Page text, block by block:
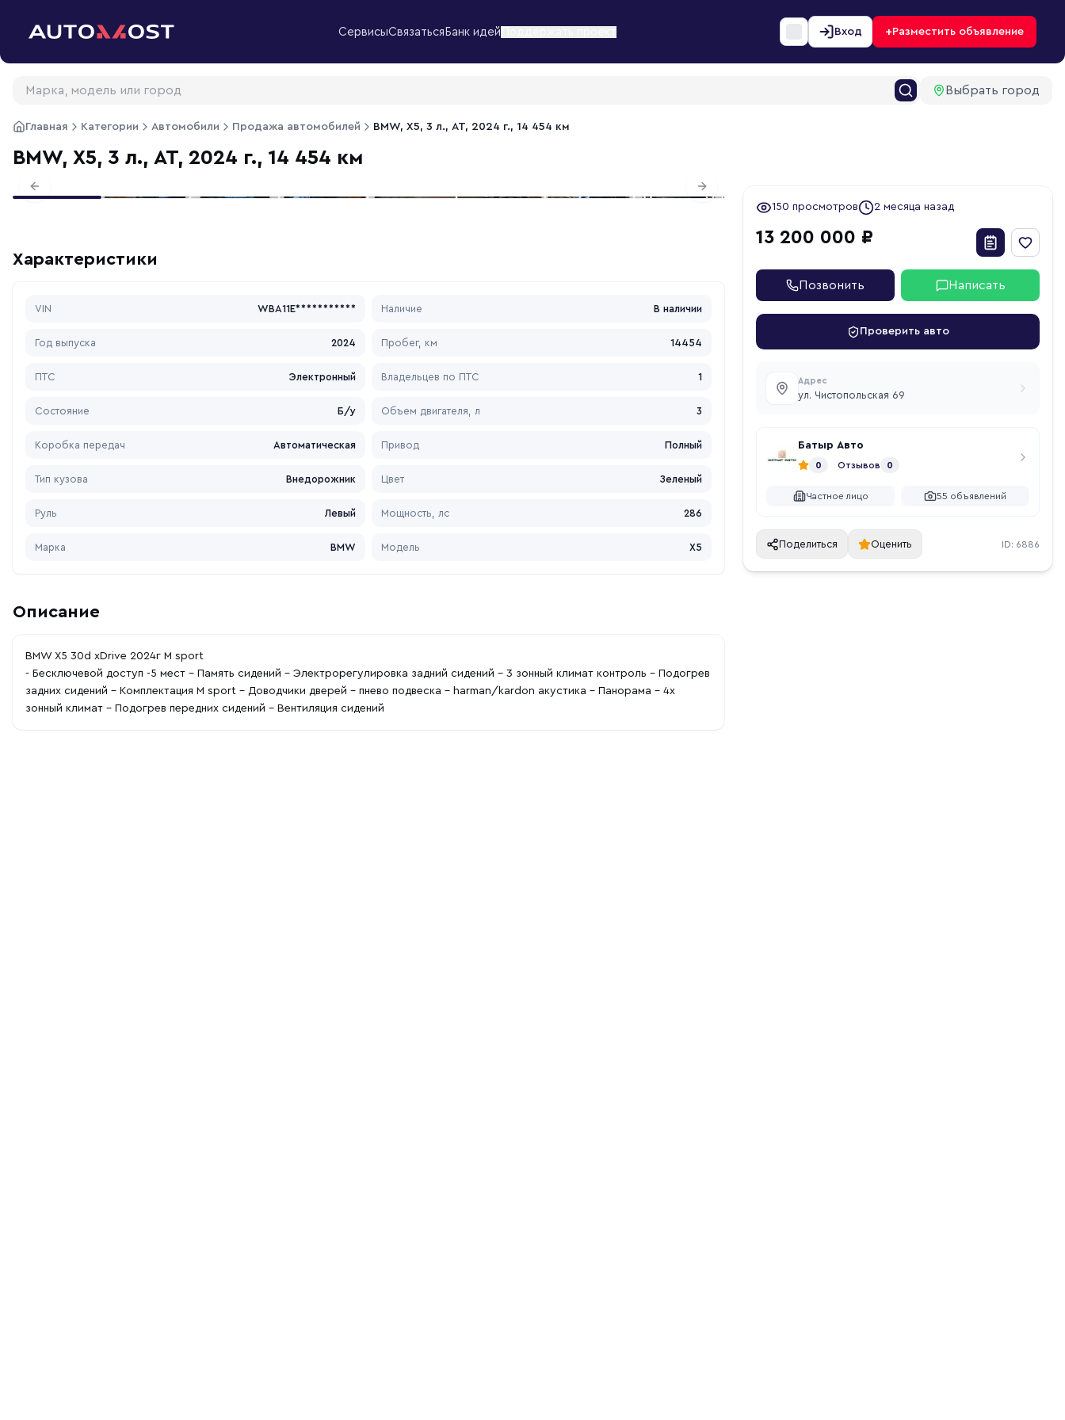
СервисыСвязаться Банк идей Вход + Разместить объявление
Выбрать город
Главная Категории Автомобили Продажа автомобилей BMW, X5, 3 л., АТ, 2024 г., 14 454 км
BMW, X5, 3 л., АТ, 2024 г., 14 454 км
Previous slide
Next slide
150 просмотров
2 месяца назад
13 200 000 ₽
Позвонить Написать
Проверить авто
Адрес
ул. Чистопольская 69
Батыр Авто
0 Отзывов 0
Частное лицо 55 объявлений
Поделиться Оценить ID: 6886
Характеристики
VIN WBA11E*********** Наличие В наличии
Год выпуска 2024 Пробег, км 14454
ПТС Электронный Владельцев по ПТС 1
Состояние Б/у Объем двигателя, л 3
Коробка передач Автоматическая Привод Полный
Тип кузова Внедорожник Цвет Зеленый
Руль Левый Мощность, лс 286
Марка BMW Модель X5
Описание
BMW X5 30d xDrive 2024г M sport
- Бесключевой доступ -5 мест - Память сидений - Электрорегулировка задний сидений - 3 зонный климат контроль - Подогрев
задних сидений - Комплектация M sport - Доводчики дверей - пнево подвеска - harman/kardon акустика - Панорама - 4х
зонный климат - Подогрев передних сидений - Вентиляция сидений